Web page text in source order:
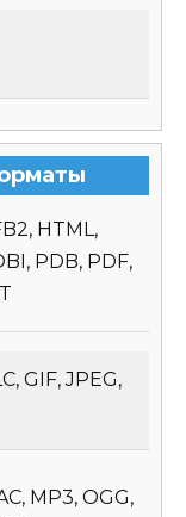
HTML,
PDB, PDF,
GIF, JPEG,
MP3, OGG,